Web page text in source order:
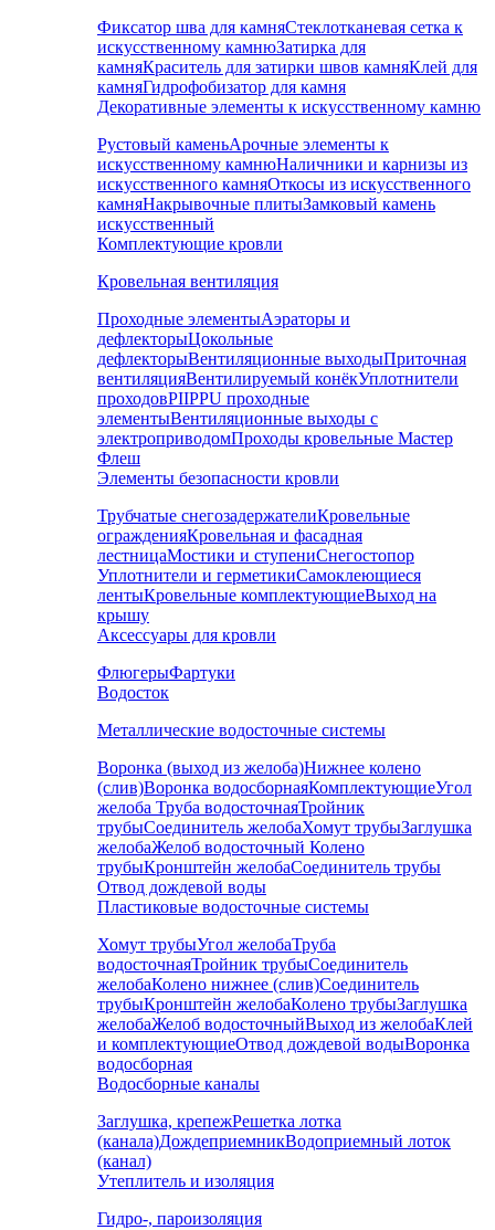
Фиксатор шва для камняСтеклотканевая сетка к
искусственному камнюЗатирка для
камняКраситель для затирки швов камняКлей для
камняГидрофобизатор для камня
Декоративные элементы к искусственному камню
Рустовый каменьАрочные элементы к
искусственному камнюНаличники и карнизы из
искусственного камняОткосы из искусственного
камняНакрывочные плитыЗамковый камень
искусственный
Комплектующие кровли
Кровельная вентиляция
Проходные элементыАэраторы и
дефлекторыЦокольные
дефлекторыВентиляционные выходыПриточная
вентиляцияВентилируемый конёкУплотнители
проходовPIIPPU проходные
элементыВентиляционные выходы с
электроприводомПроходы кровельные Мастер
Флеш
Элементы безопасности кровли
Трубчатые снегозадержателиКровельные
огражденияКровельная и фасадная
лестницаМостики и ступениСнегостопор
Уплотнители и герметикиСамоклеющиеся
лентыКровельные комплектующиеВыход на
крышу
Аксессуары для кровли
ФлюгерыФартуки
Водосток
Металлические водосточные системы
Воронка (выход из желоба)Нижнее колено
(слив)Воронка водосборнаяКомплектующиеУгол
желоба Труба водосточнаяТройник
трубыСоединитель желобаХомут трубыЗаглушка
желобаЖелоб водосточный Колено
трубыКронштейн желобаСоединитель трубы
Отвод дождевой воды
Пластиковые водосточные системы
Хомут трубыУгол желобаТруба
водосточнаяТройник трубыСоединитель
желобаКолено нижнее (слив)Соединитель
трубыКронштейн желобаКолено трубыЗаглушка
желобаЖелоб водосточныйВыход из желобаКлей
и комплектующиеОтвод дождевой водыВоронка
водосборная
Водосборные каналы
Заглушка, крепежРешетка лотка
(канала)ДождеприемникВодоприемный лоток
(канал)
Утеплитель и изоляция
Гидро-, пароизоляция